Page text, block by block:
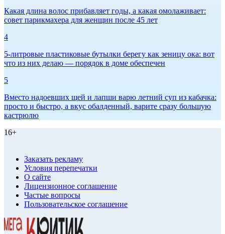
Какая длина волос прибавляет годы, а какая омолаживает:
совет парикмахера для женщин после 45 лет
4
5-литровые пластиковые бутылки берегу как зеницу ока: вот
что из них делаю — порядок в доме обеспечен
5
Вместо надоевших щей и лапши варю летний суп из кабачка:
просто и быстро, а вкус обалденный, варите сразу большую
кастрюлю
16+
Заказать рекламу
Условия перепечатки
О сайте
Лицензионное соглашение
Частые вопросы
Пользовательское соглашение